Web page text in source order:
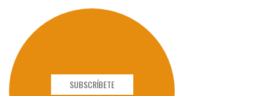
SUBSCRÍBETE